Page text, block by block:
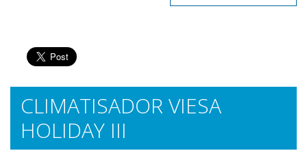
CLIMATISADOR VIESA
HOLIDAY III